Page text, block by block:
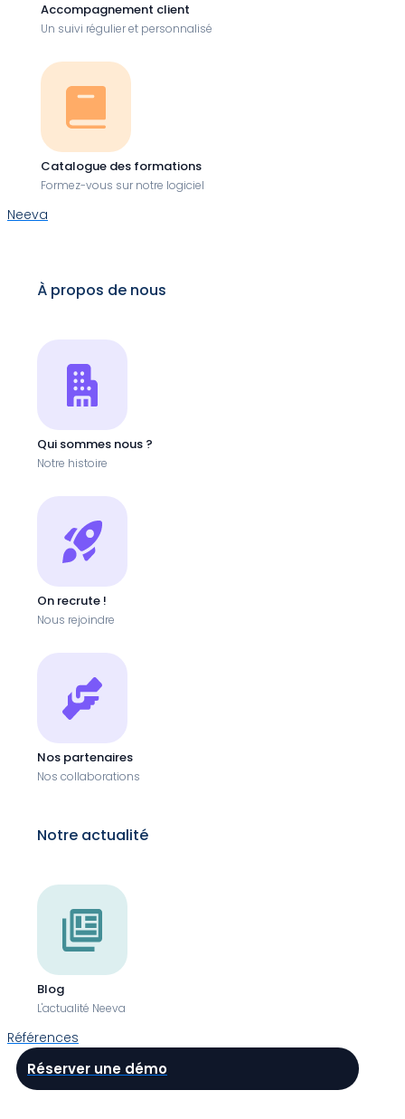
Accompagnement client
Un suivi régulier et personnalisé
Catalogue des formations
Formez-vous sur notre logiciel
Neeva
À propos de nous
Qui sommes nous ?
Notre histoire
On recrute !
Nous rejoindre
Nos partenaires
Nos collaborations
Notre actualité
Blog
L'actualité Neeva
Références
Réserver une démo